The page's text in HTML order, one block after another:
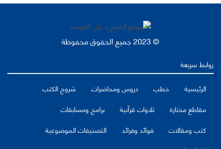
© 2023 جميع الحقوق محفوظة
روابط سريعة
الرئيسية
خطب دروس ومحاضرات
شروح الكتب
مقاطع مختارة
تلاوات قرآنية
برامج ومسابقات
كتب ومقالات
فوائد وفرائد
التصنيفات الموضوعية